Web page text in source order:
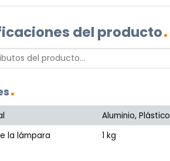
del producto
Aluminio, Plástico
la lámpara
1 kg